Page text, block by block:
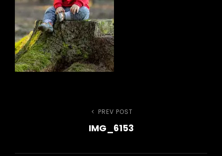
Navigace
Previous
Post
PREV POST
IMG_6153